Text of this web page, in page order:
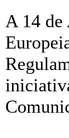
A 14 de